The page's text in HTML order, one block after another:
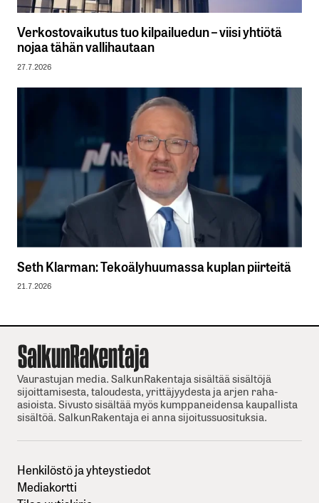
Verkostovaikutus tuo kilpailuedun – viisi yhtiötä
nojaa tähän vallihautaan
27.7.2026
Seth Klarman: Tekoälyhuumassa kuplan piirteitä
21.7.2026
Vaurastujan media. SalkunRakentaja sisältää sisältöjä
sijoittamisesta, taloudesta, yrittäjyydesta ja arjen raha-
asioista. Sivusto sisältää myös kumppaneidensa kaupallista
sisältöä. SalkunRakentaja ei anna sijoitussuosituksia.
Henkilöstö ja yhteystiedot
Mediakortti